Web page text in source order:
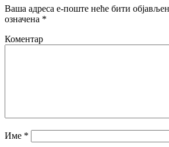
Ваша адреса е-поште неће бити
означена *
Коментар
Име *